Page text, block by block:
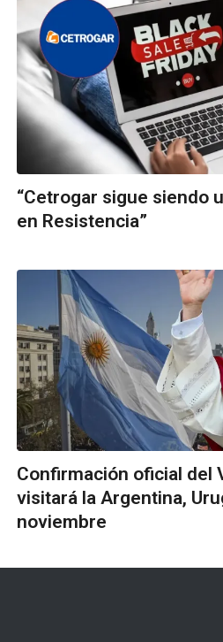
“Cetrogar sigue siendo
en Resistencia”
Confirmación oficial del
visitará la Argentina,
noviembre